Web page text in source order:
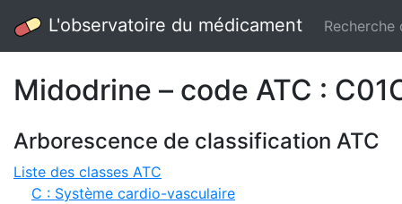
L'observatoire du médicament Recherche
Midodrine – code ATC :
Arborescence de classification ATC
Liste des classes ATC
C : Système cardio-vasculaire